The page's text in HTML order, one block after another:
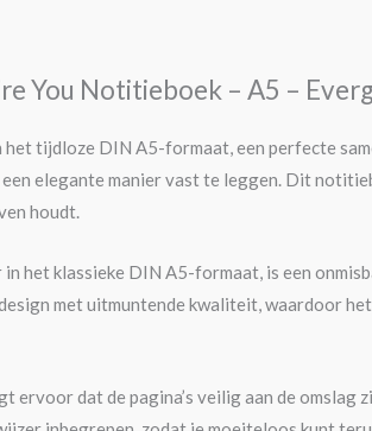
You Notitieboek – A5 –
tijdloze DIN A5-formaat, een perfecte
elegante manier vast te leggen. Dit
houdt.
het klassieke DIN A5-formaat, is een
met uitmuntende kwaliteit, waardoor
ervoor dat de pagina’s veilig aan de omslag